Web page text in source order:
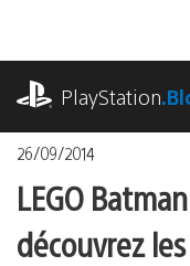
contenu
PlayStation
26/09/2014
LEGO
découvrez